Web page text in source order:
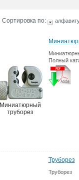
Сортировка по:
Миниатюрный
труборез
Полный
Труборез
Труборез